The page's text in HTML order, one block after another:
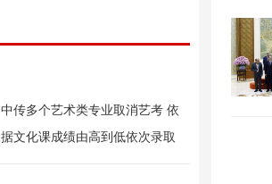
中传多个艺术类专业取消艺考 依
据文化课成绩由高到低依次录取